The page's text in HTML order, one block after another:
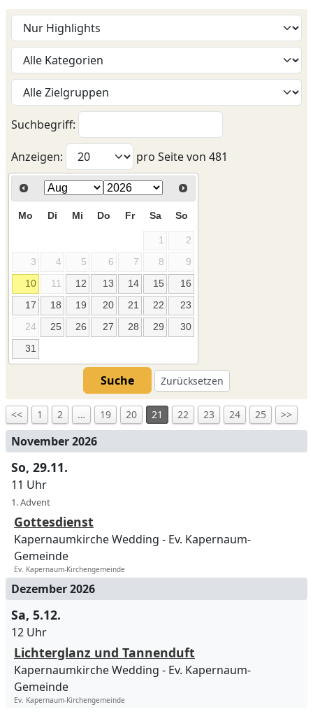
Suchbegriff:
Anzeigen: pro Seite von 481
Mo Di Mi Do Fr Sa So
1
2
3
4 5 6 7 8
9
10
11 12 13 14 15
16
17
18 19 20 21 22
23
24
25 26 27 28 29
30
31
Suche Zurücksetzen
<< 1 2 … 19 20 21 22 23 24 25 >>
November 2026
So, 29.11.
11 Uhr
1. Advent
Gottesdienst
Kapernaumkirche Wedding
Ev. Kapernaum-
Gemeinde
Ev. Kapernaum-Kirchengemeinde
Dezember 2026
Sa, 5.12.
12 Uhr
Lichterglanz und Tannenduft
Kapernaumkirche Wedding
Ev. Kapernaum-
Gemeinde
Ev. Kapernaum-Kirchengemeinde